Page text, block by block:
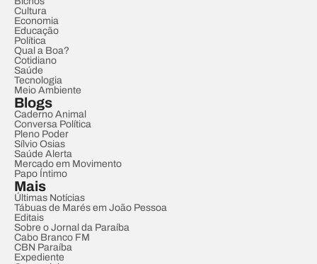
Cultura
Economia
Educação
Política
Qual a Boa?
Cotidiano
Saúde
Tecnologia
Meio Ambiente
Blogs
Caderno Animal
Conversa Política
Pleno Poder
Sílvio Osias
Saúde Alerta
Mercado em Movimento
Papo Íntimo
Mais
Últimas Notícias
Tábuas de Marés em João Pessoa
Editais
Sobre o Jornal da Paraíba
Cabo Branco FM
CBN Paraíba
Expediente